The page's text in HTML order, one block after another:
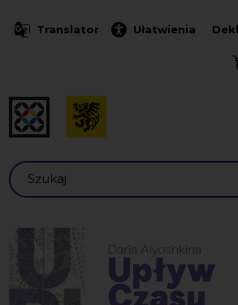
Translator Ułatwienia
Szukaj